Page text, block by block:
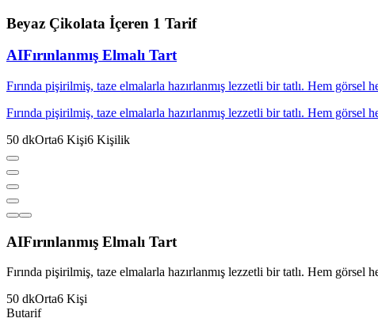
Beyaz Çikolata İçeren 1 Tarif
AIFırınlanmış Elmalı Tart
Fırında pişirilmiş, taze elmalarla hazırlanmış lezzetli bir tatlı. Hem görsel
Fırında pişirilmiş, taze elmalarla hazırlanmış lezzetli bir tatlı. Hem görsel
50 dkOrta6 Kişi6 Kişilik
AIFırınlanmış Elmalı Tart
Fırında pişirilmiş, taze elmalarla hazırlanmış lezzetli bir tatlı. Hem görsel
50 dkOrta6 Kişi
Butarif